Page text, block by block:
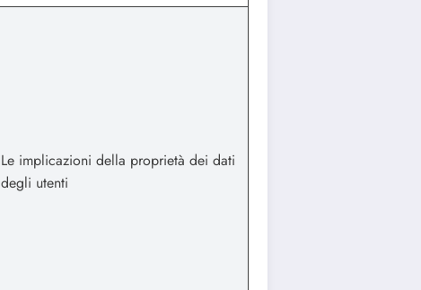
Le implicazioni della proprietà dei dati
degli utenti